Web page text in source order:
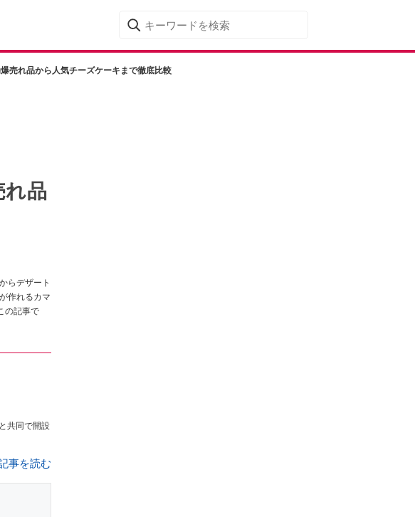
売れ品から人気チーズケーキまで徹底比較
れ品
らデザート
作れるカマ
の記事で
共同で開設
事を読む